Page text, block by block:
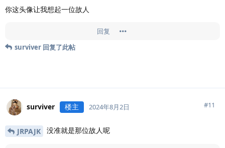
你这头像让我想起一位故人
回复
surviver 回复了此帖
surviver 楼主 2024年8月2日 #11
JRPAJK 没准就是那位故人呢